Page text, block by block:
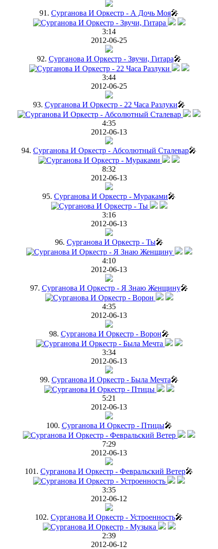
91. Сурганова И Оркестр - А Дочь Моя🎤
3:14
2012-06-25
92. Сурганова И Оркестр - Звучи, Гитара🎤
3:44
2012-06-25
93. Сурганова И Оркестр - 22 Часа Разлуки🎤
4:35
2012-06-13
94. Сурганова И Оркестр - Абсолютный Сталевар🎤
8:32
2012-06-13
95. Сурганова И Оркестр - Мураками🎤
3:16
2012-06-13
96. Сурганова И Оркестр - Ты🎤
4:10
2012-06-13
97. Сурганова И Оркестр - Я Знаю Женщину🎤
4:35
2012-06-13
98. Сурганова И Оркестр - Ворон🎤
3:34
2012-06-13
99. Сурганова И Оркестр - Была Мечта🎤
5:21
2012-06-13
100. Сурганова И Оркестр - Птицы🎤
7:29
2012-06-13
101. Сурганова И Оркестр - Февральский Ветер🎤
3:35
2012-06-12
102. Сурганова И Оркестр - Устроенность🎤
2:39
2012-06-12